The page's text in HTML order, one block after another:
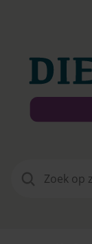
naar: